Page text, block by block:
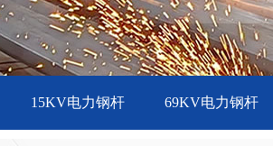
15KV电力钢杆 69KV电力钢杆